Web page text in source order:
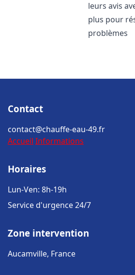
leurs avis
plus pour
problèmes
Contact
contact@chauffe-eau-49.fr
Accueil Informations
Horaires
Lun-Ven: 8h-19h
Service d'urgence 24/7
Zone intervention
Aucamville, France